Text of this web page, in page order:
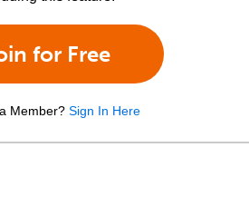
for Free
Member? Sign In Here